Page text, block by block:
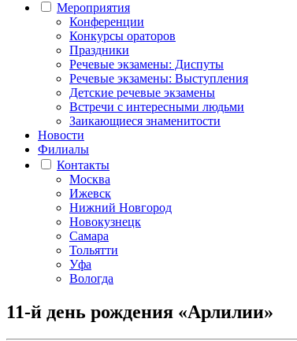
Мероприятия
Конференции
Конкурсы ораторов
Праздники
Речевые экзамены: Диспуты
Речевые экзамены: Выступления
Детские речевые экзамены
Встречи с интересными людьми
Заикающиеся знаменитости
Новости
Филиалы
Контакты
Москва
Ижевск
Нижний Новгород
Новокузнецк
Самара
Тольятти
Уфа
Вологда
11-й день рождения «Арлилии»